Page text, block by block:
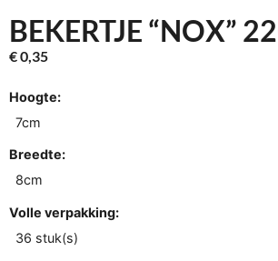
BEKERTJE “NOX”
€0,35
Hoogte:
7cm
Breedte:
8cm
Volle verpakking:
36 stuk(s)